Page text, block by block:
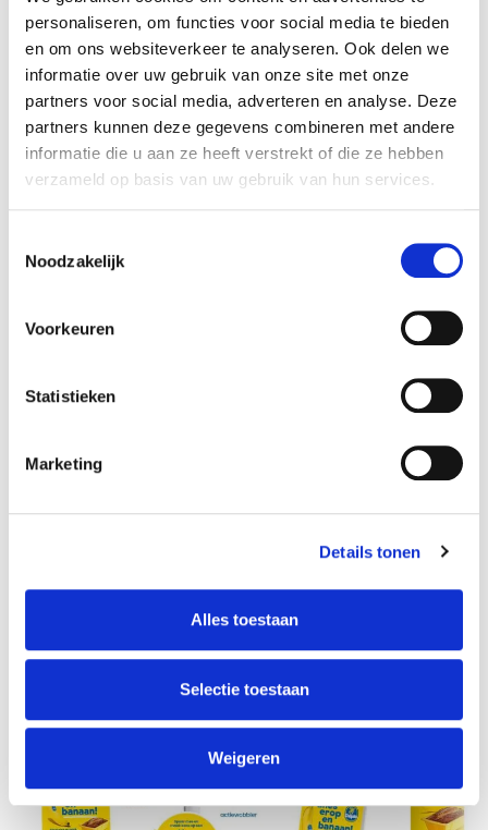
personaliseren, om functies voor social media te bieden
en om ons websiteverkeer te analyseren. Ook delen we
informatie over uw gebruik van onze site met onze
partners voor social media, adverteren en analyse. Deze
partners kunnen deze gegevens combineren met andere
informatie die u aan ze heeft verstrekt of die ze hebben
verzameld op basis van uw gebruik van hun services.
Noodzakelijk
Voorkeuren
Statistieken
Marketing
Details tonen
Alles toestaan
Selectie toestaan
Weigeren